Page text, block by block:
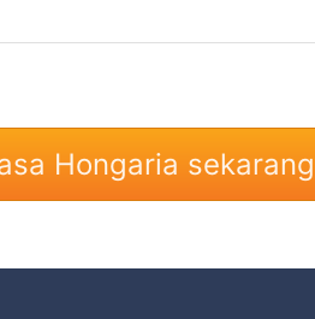
Hongaria